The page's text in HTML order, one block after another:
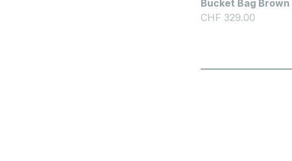
Bucket Bag Brown
Angebot
CHF 329.00